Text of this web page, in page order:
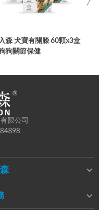
森 犬寶有關膝 60顆x3盒
狗狗關節保健
限公司